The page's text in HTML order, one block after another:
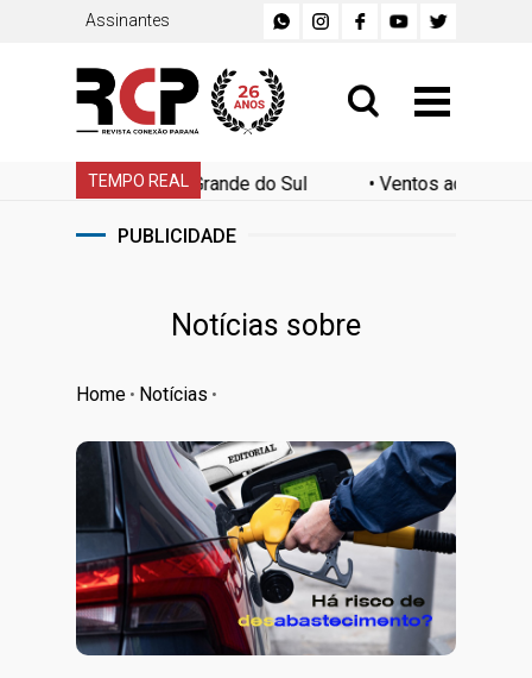
Assinantes
TEMPO REAL
Rio Grande do Sul•Ventos acima de 90 km/h colocam
PUBLICIDADE
Notícias sobre
Home • Notícias •